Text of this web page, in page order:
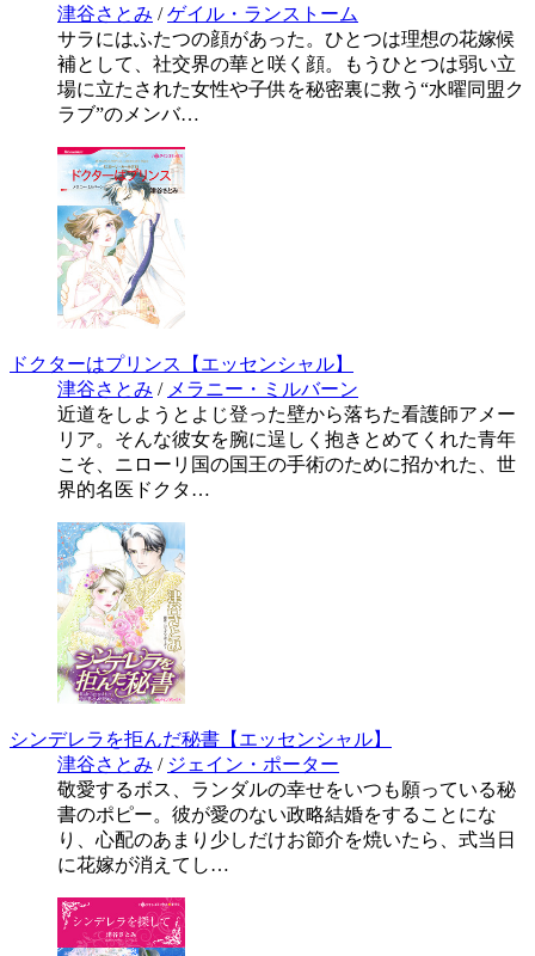
津谷さとみ /ゲイル・ランストーム
サラにはふたつの顔があった。ひとつは理想の花嫁候
補として、社交界の華と咲く顔。もうひとつは弱い立
場に立たされた女性や子供を秘密裏に救う“水曜同盟ク
ラブ”のメンバ…
ドクターはプリンス【エッセンシャル】
津谷さとみ / メラニー・ミルバーン
近道をしようとよじ登った壁から落ちた看護師アメー
リア。そんな彼女を腕に逞しく抱きとめてくれた青年
こそ、ニローリ国の国王の手術のために招かれた、世
界的名医ドクタ…
シンデレラを拒んだ秘書【エッセンシャル】
津谷さとみ / ジェイン・ポーター
敬愛するボス、ランダルの幸せをいつも願っている秘
書のポピー。彼が愛のない政略結婚をすることにな
り、心配のあまり少しだけお節介を焼いたら、式当日
に花嫁が消えてし…